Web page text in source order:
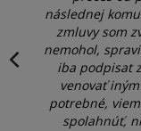
následnej
zmluvy som
nemohol,
iba podpisat
venovať
potrebné,
spolahnúť,